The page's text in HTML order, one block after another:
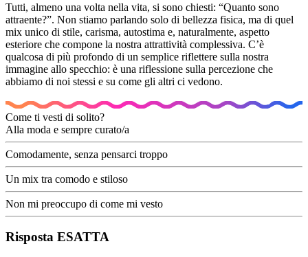
Tutti, almeno una volta nella vita, si sono chiesti: “Quanto sono
attraente?”. Non stiamo parlando solo di bellezza fisica, ma di quel
mix unico di stile, carisma, autostima e, naturalmente, aspetto
esteriore che compone la nostra attrattività complessiva. C’è
qualcosa di più profondo di un semplice riflettere sulla nostra
immagine allo specchio: è una riflessione sulla percezione che
abbiamo di noi stessi e su come gli altri ci vedono.
Come ti vesti di solito?
Alla moda e sempre curato/a
Comodamente, senza pensarci troppo
Un mix tra comodo e stiloso
Non mi preoccupo di come mi vesto
Risposta ESATTA